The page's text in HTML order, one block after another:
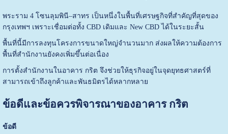
พระราม 4 โซนลุมพินี–สาทร เป็นหนึ่งในพื้นที่เศรษฐกิจที่สำคัญที่สุดของ
กรุงเทพฯ เพราะเชื่อมต่อทั้ง CBD เดิมและ New CBD ได้ในระยะสั้น
พื้นที่นี้มีการลงทุนโครงการขนาดใหญ่จำนวนมาก ส่งผลให้ความต้องการ
พื้นที่สำนักงานยังคงเพิ่มขึ้นต่อเนื่อง
การตั้งสำนักงานในอาคาร กริต จึงช่วยให้ธุรกิจอยู่ในจุดยุทธศาสตร์ที่
สามารถเข้าถึงลูกค้าและพันธมิตรได้หลากหลาย
ข้อดีและข้อควรพิจารณาของอาคาร กริต
ข้อดี